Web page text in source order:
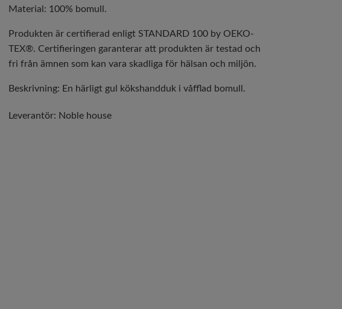
Material: 100% bomull.
Produkten är certifierad enligt STANDARD 100 by OEKO-
TEX®. Certifieringen garanterar att produkten är testad och
fri från ämnen som kan vara skadliga för hälsan och miljön.
Beskrivning: En härligt gul kökshandduk i våfflad bomull.
Leverantör: Noble house